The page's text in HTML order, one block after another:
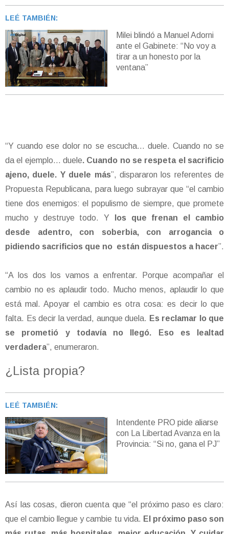
LEÉ TAMBIÉN:
Milei blindó a Manuel Adorni
ante el Gabinete: “No voy a
tirar a un honesto por la
ventana”
“Y cuando ese dolor no se escucha… duele. Cuando no se
da el ejemplo… duele. Cuando no se respeta el sacrificio
ajeno, duele. Y duele más”, dispararon los referentes de
Propuesta Republicana, para luego subrayar que “el cambio
tiene dos enemigos: el populismo de siempre, que promete
mucho y destruye todo. Y
los que frenan el cambio
desde adentro, con soberbia, con arrogancia o
pidiendo sacrificios que no están dispuestos a hacer”.
“A los dos los vamos a enfrentar. Porque acompañar el
cambio no es aplaudir todo. Mucho menos, aplaudir lo que
está mal. Apoyar el cambio es otra cosa: es decir lo que
falta. Es decir la verdad, aunque duela. Es reclamar lo que
se prometió y todavía no llegó. Eso es lealtad
verdadera”, enumeraron.
¿Lista propia?
LEÉ TAMBIÉN:
Intendente PRO pide aliarse
con La Libertad Avanza en la
Provincia: “Si no, gana el PJ”
Así las cosas, dieron cuenta que “el próximo paso es claro:
que el cambio llegue y cambie tu vida. El próximo paso son